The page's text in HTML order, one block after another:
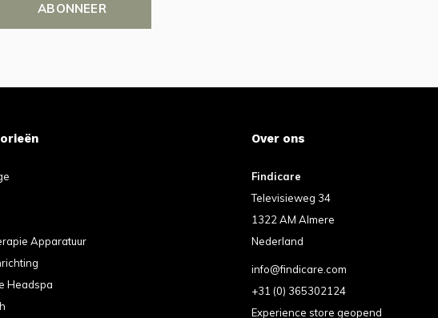
ABONNEER
Apparatuur
Headspa
Over ons
Findicare
Televisieweg 34
1322 AM Almere
Nederland
info@findicare.com
+31 (0) 365302124
Experience store geopend